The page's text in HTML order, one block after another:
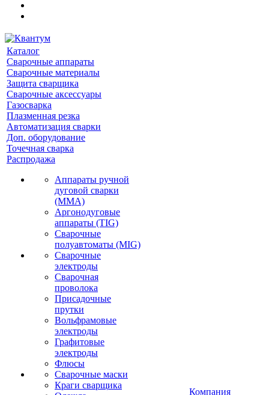
Каталог
Сварочные аппараты
Сварочные материалы
Защита сварщика
Сварочные аксессуары
Газосварка
Плазменная резка
Автоматизация сварки
Доп. оборудование
Точечная сварка
Распродажа
Аппараты ручной
дуговой сварки
(MMA)
Аргонодуговые
аппараты (TIG)
Сварочные
полуавтоматы (MIG)
Сварочные
электроды
Сварочная
проволока
Присадочные
прутки
Вольфрамовые
электроды
Графитовые
электроды
Флюсы
Сварочные маски
Краги сварщика
Компания